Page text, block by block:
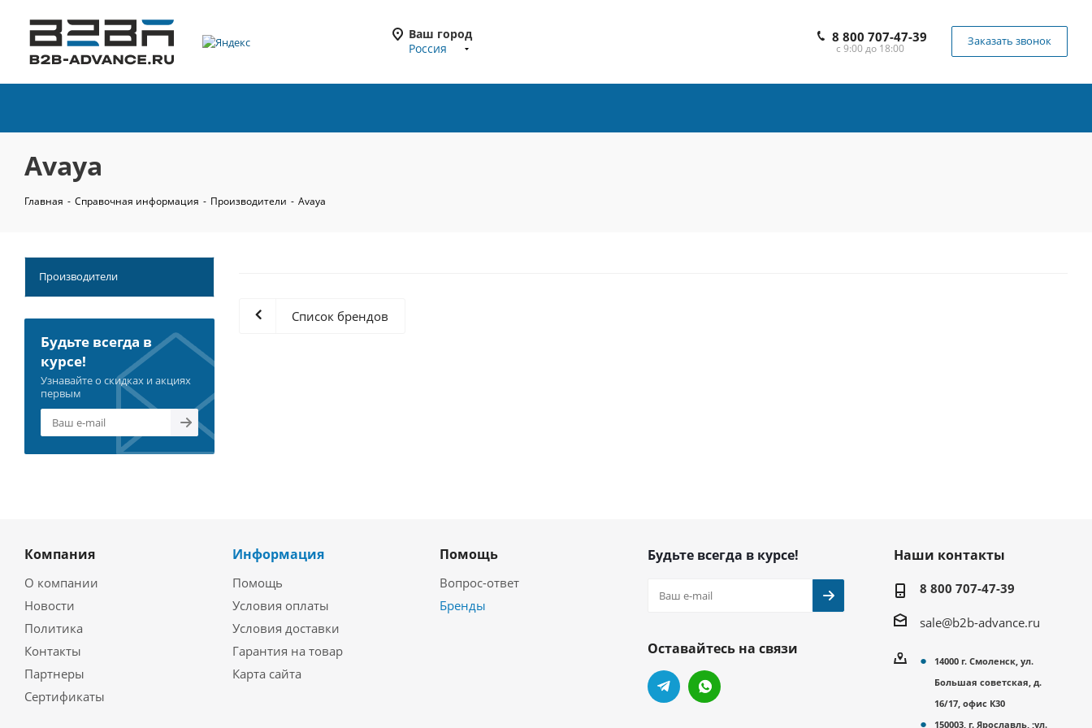
Ваш город
Россия
8 800 707-47-39
с 9:00 до 18:00
Заказать звонок
Avaya
Главная - Справочная информация - Производители - Avaya
Список брендов
Производители
Будьте всегда в
курсе!
Узнавайте о скидках и акциях
первым
Компания
О компании
Новости
Политика
Контакты
Партнеры
Сертификаты
Информация
Помощь
Условия оплаты
Условия доставки
Гарантия на товар
Карта сайта
Помощь
Вопрос-ответ
Бренды
Будьте всегда в курсе!
Оставайтесь на связи
Наши контакты
8 800 707-47-39
sale@b2b-advance.ru
14000 г. Смоленск, ул.
Большая советская, д.
16/17, офис К30
150003, г. Ярославль, ;ул.